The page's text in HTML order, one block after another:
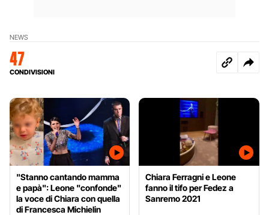
NEWS
47
CONDIVISIONI
"Stanno cantando mamma
e papà": Leone "confonde"
la voce di Chiara con quella
di Francesca Michielin
Chiara Ferragni e Leone
fanno il tifo per Fedez a
Sanremo 2021